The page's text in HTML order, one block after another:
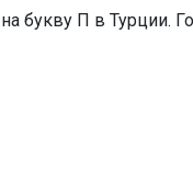
букву П в Турции.